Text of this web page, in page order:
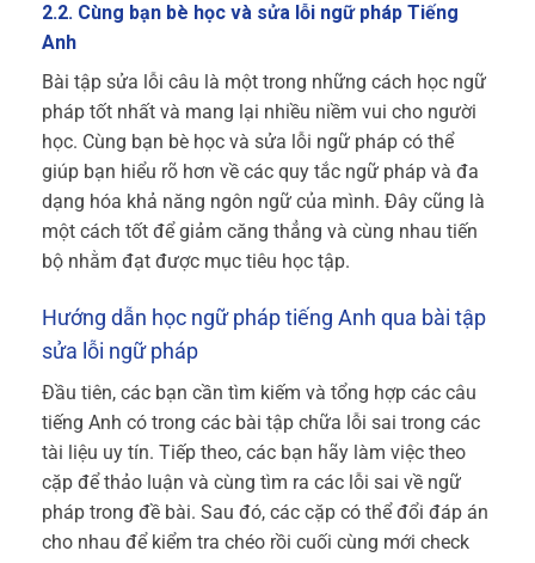
2.2. Cùng bạn bè học và sửa lỗi ngữ pháp Tiếng
Anh
Bài tập sửa lỗi câu là một trong những cách học ngữ
pháp tốt nhất và mang lại nhiều niềm vui cho người
học. Cùng bạn bè học và sửa lỗi ngữ pháp có thể
giúp bạn hiểu rõ hơn về các quy tắc ngữ pháp và đa
dạng hóa khả năng ngôn ngữ của mình. Đây cũng là
một cách tốt để giảm căng thẳng và cùng nhau tiến
bộ nhằm đạt được mục tiêu học tập.
Hướng dẫn học ngữ pháp tiếng Anh qua bài tập
sửa lỗi ngữ pháp
Đầu tiên, các bạn cần tìm kiếm và tổng hợp các câu
tiếng Anh có trong các bài tập chữa lỗi sai trong các
tài liệu uy tín. Tiếp theo, các bạn hãy làm việc theo
cặp để thảo luận và cùng tìm ra các lỗi sai về ngữ
pháp trong đề bài. Sau đó, các cặp có thể đổi đáp án
cho nhau để kiểm tra chéo rồi cuối cùng mới check